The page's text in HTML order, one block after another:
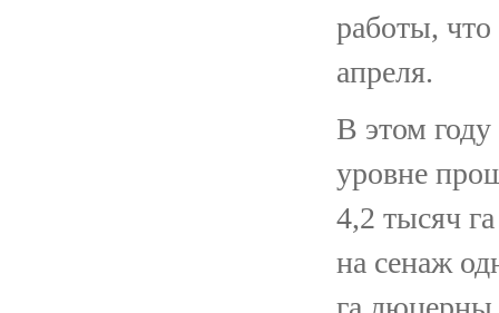
работы,
апреля.
В этом году
уровне
4,2 тысяч
на сенаж